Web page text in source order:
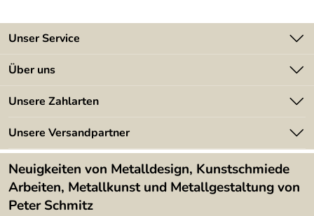
Unser Service
Kontakt
Kundeninformationen
Newsletter
Lieferbedingungen
Über uns
Angebote
Kundenbewertungen (394)
4,9/5
Unsere Zahlarten
Unsere Versandpartner
Neuigkeiten von Metalldesign, Kunstschmiede
Arbeiten, Metallkunst und Metallgestaltung von
Peter Schmitz